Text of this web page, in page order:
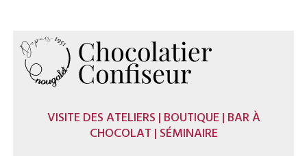
VISITE DES ATELIERS | BOUTIQUE | BAR À
CHOCOLAT | SÉMINAIRE